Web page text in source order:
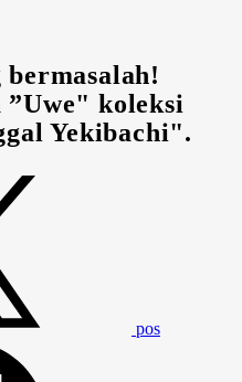
koleksi
Yekibachi".
pos